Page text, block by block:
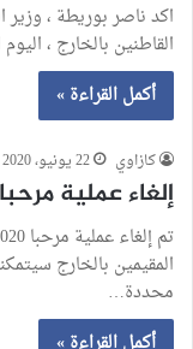
اكد ناصر بوريطة ، وزير
القاطنين بالخارج ،
أكمل القراءة »
كازاوي 22 يونيو، 2020
إلغاء عملية مرحبا 2020 بسبب فيروس كورونا
المقيمين بالخارج
محددة…